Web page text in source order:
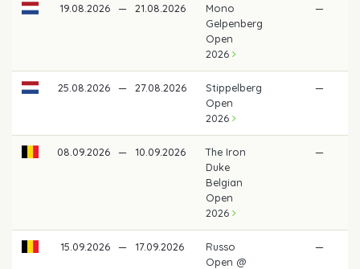
19.08.2026 — 21.08.2026
Mono
Gelpenberg
Open
2026
—
25.08.2026 — 27.08.2026
Stippelberg
Open
2026
—
08.09.2026 — 10.09.2026
The Iron
Duke
Belgian
Open
2026
—
15.09.2026 — 17.09.2026
Russo
Open @
—